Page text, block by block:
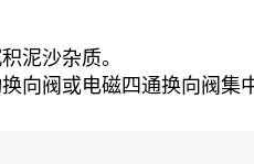
泥沙杂质。
向阀或电磁四通换向阀集